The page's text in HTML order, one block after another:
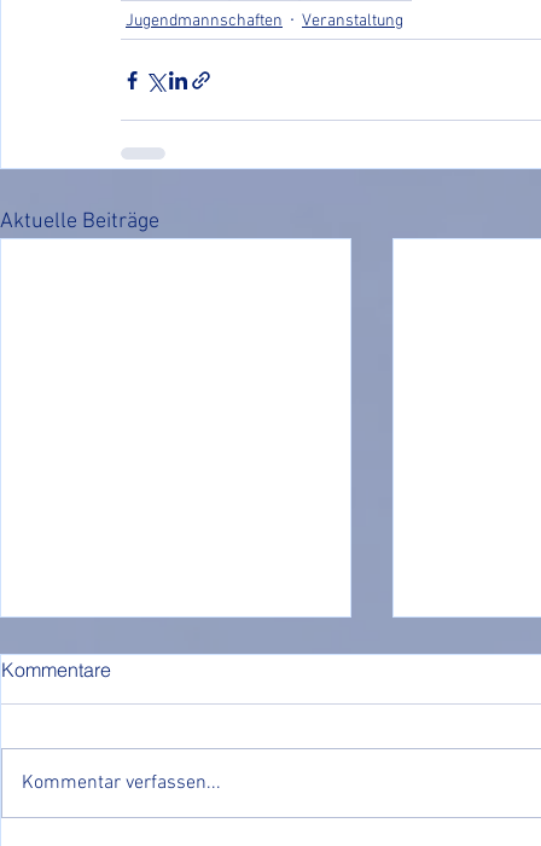
Jugendmannschaften Veranstaltung
Aktuelle Beiträge
Kommentare
Kommentar verfassen...